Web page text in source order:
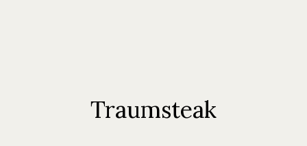
Traumsteak